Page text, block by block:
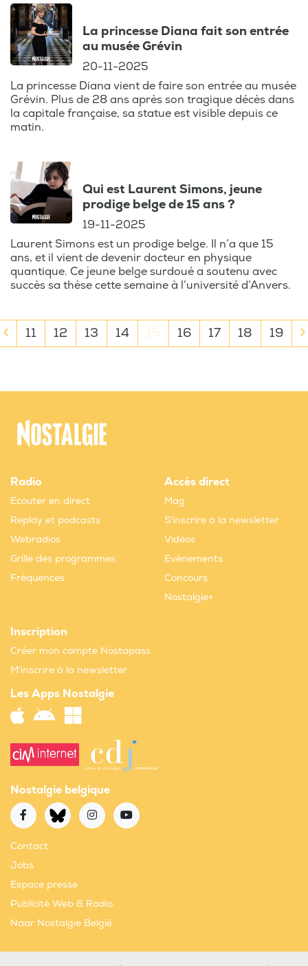
contre l'apartheid, Nelson Mandela a
oeuvré pour la justice et l'égalité en
Afrique du Sud et dans le monde.
Le Portait est présenté par Ann-Laurence
Dehont.
La princesse Diana fait son entrée
au musée Grévin
20-11-2025
La princesse Diana vient de faire son entrée au musée
Grévin. Plus de 28 ans après son tragique décès dans
la capitale française, sa statue est visible depuis ce
matin.
Qui est Laurent Simons, jeune
prodige belge de 15 ans ?
19-11-2025
Laurent Simons est un prodige belge. Il n’a que 15
ans, et il vient de devenir docteur en physique
quantique. Ce jeune belge surdoué a soutenu avec
succès sa thèse cette semaine à l’université d’Anvers.
11 12 13 14 15 16 17 18 19
Radio
Ecouter en direct
Replay et podcasts
Webradios
Grille des programmes
Fréquences
Accès direct
Mag
S'inscrire à la newsletter
Vidéos
Evènements
Concours
Nostalgie+
Inscription
Créer mon compte Nostapass
M'inscrire à la newsletter
Les Apps Nostalgie
Nostalgie belgique
Contact
Jobs
Espace presse
Publicité Web & Radio
Naar Nostalgie België